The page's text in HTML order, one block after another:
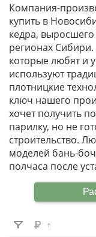
ФОТО
И
ВИДЕО
ОТЗЫВЫ
КОНТАКТЫ
Компания-
купить в
кедра,
регионах
которые любят и
используют
плотницкие
ключ нашего
хочет получить
парилку, но не
строительство.
моделей бань-
полчаса после